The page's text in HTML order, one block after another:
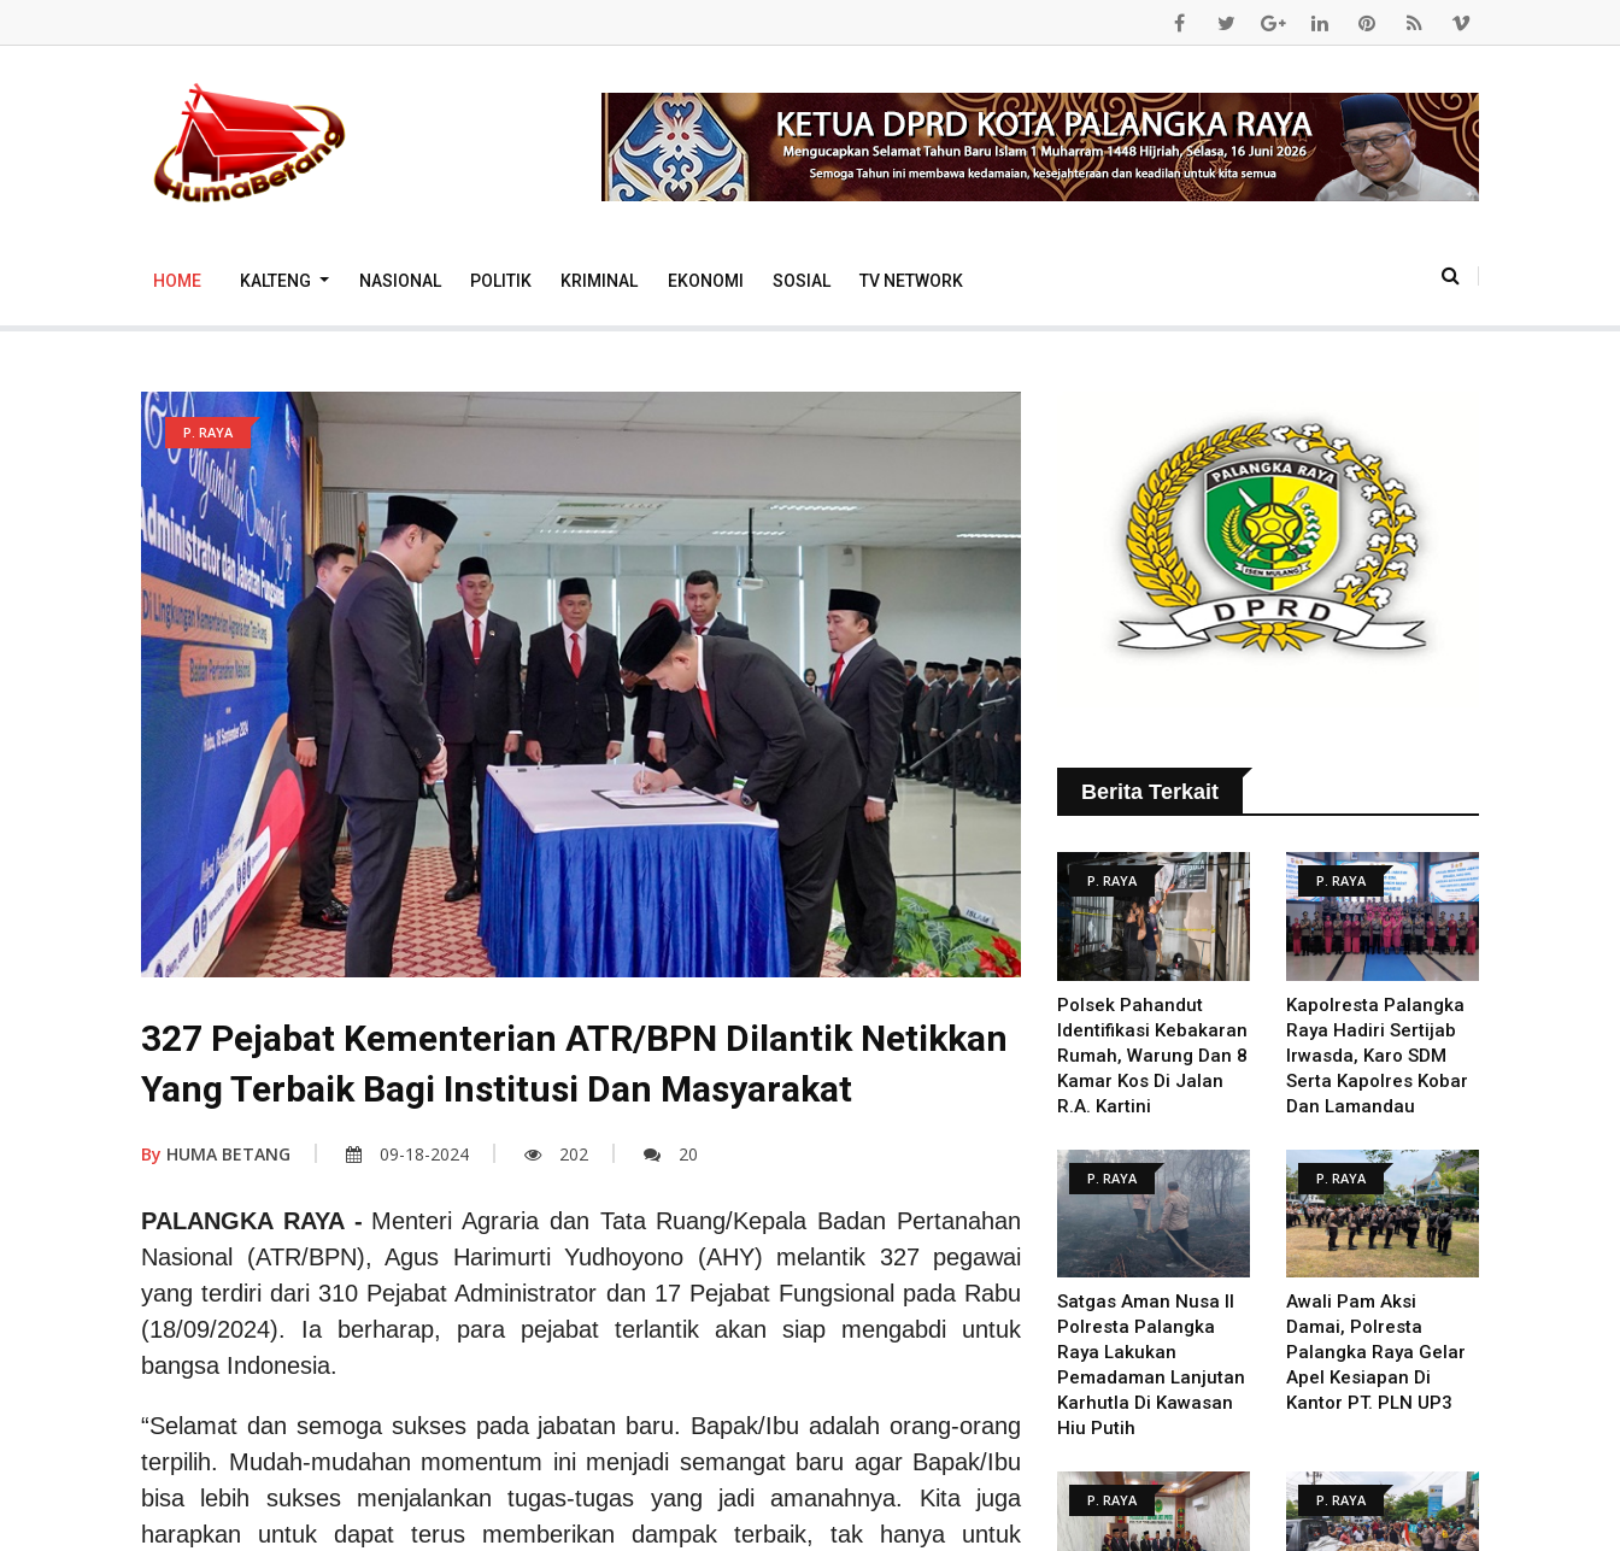
HOME KALTENG NASIONAL POLITIK KRIMINAL EKONOMI SOSIAL TV NETWORK
P. RAYA
327 Pejabat Kementerian ATR/BPN Dilantik Netikkan
Yang Terbaik Bagi Institusi Dan Masyarakat
By HUMA BETANG 09-18-2024 202 20
PALANGKA RAYA - Menteri Agraria dan Tata Ruang/Kepala Badan Pertanahan
Nasional (ATR/BPN), Agus Harimurti Yudhoyono (AHY) melantik 327 pegawai
yang terdiri dari 310 Pejabat Administrator dan 17 Pejabat Fungsional pada Rabu
(18/09/2024). Ia berharap, para pejabat terlantik akan siap mengabdi untuk
bangsa Indonesia.
“Selamat dan semoga sukses pada jabatan baru. Bapak/Ibu adalah orang-orang
terpilih. Mudah-mudahan momentum ini menjadi semangat baru agar Bapak/Ibu
bisa lebih sukses menjalankan tugas-tugas yang jadi amanahnya. Kita juga
harapkan untuk dapat terus memberikan dampak terbaik, tak hanya untuk
Berita Terkait
P. RAYA
Polsek Pahandut
Identifikasi Kebakaran
Rumah, Warung Dan 8
Kamar Kos Di Jalan
R.A. Kartini
P. RAYA
Kapolresta Palangka
Raya Hadiri Sertijab
Irwasda, Karo SDM
Serta Kapolres Kobar
Dan Lamandau
P. RAYA
Satgas Aman Nusa II
Polresta Palangka
Raya Lakukan
Pemadaman Lanjutan
Karhutla Di Kawasan
Hiu Putih
P. RAYA
Awali Pam Aksi
Damai, Polresta
Palangka Raya Gelar
Apel Kesiapan Di
Kantor PT. PLN UP3
P. RAYA P. RAYA